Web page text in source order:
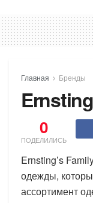
Главная Бренды
0
ПОДЕЛИЛИСЬ
Ernsting’s
одежды,
ассортимент